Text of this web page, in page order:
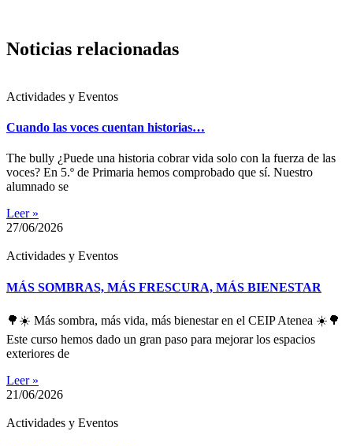
Noticias relacionadas
Actividades y Eventos
Cuando las voces cuentan historias…
The bully ¿Puede una historia cobrar vida solo con la fuerza de las
voces? En 5.º de Primaria hemos comprobado que sí. Nuestro
alumnado se
Leer »
27/06/2026
Actividades y Eventos
MÁS SOMBRAS, MÁS FRESCURA, MÁS BIENESTAR
🌳☀️ Más sombra, más vida, más bienestar en el CEIP Atenea ☀️🌳
Este curso hemos dado un gran paso para mejorar los espacios
exteriores de
Leer »
21/06/2026
Actividades y Eventos